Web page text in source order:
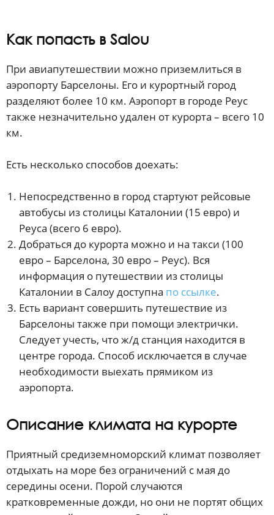
Как попасть в Salou
При авиапутешествии можно приземлиться в
аэропорту Барселоны. Его и курортный город
разделяют более 10 км. Аэропорт в городе Реус
также незначительно удален от курорта – всего 10
км.
Есть несколько способов доехать:
Непосредственно в город стартуют рейсовые
автобусы из столицы Каталонии (15 евро) и
Реуса (всего 6 евро).
Добраться до курорта можно и на такси (100
евро – Барселона, 30 евро – Реус). Вся
информация о путешествии из столицы
Каталонии в Салоу доступна по ссылке.
Есть вариант совершить путешествие из
Барселоны также при помощи электрички.
Следует учесть, что ж/д станция находится в
центре города. Способ исключается в случае
необходимости выехать прямиком из
аэропорта.
Описание климата на курорте
Приятный средиземноморский климат позволяет
отдыхать на море без ограничений с мая до
середины осени. Порой случаются
кратковременные дожди, но они не портят общих